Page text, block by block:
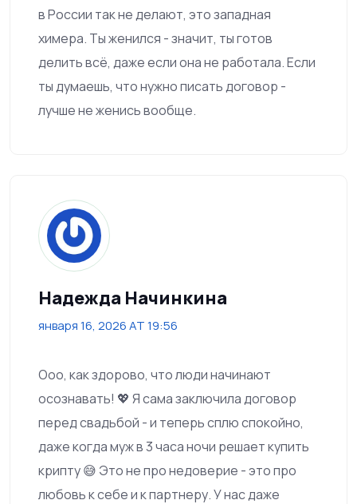
в России так не делают, это западная
химера. Ты женился - значит, ты готов
делить всё, даже если она не работала. Если
ты думаешь, что нужно писать договор -
лучше не женись вообще.
Надежда Начинкина
января 16, 2026 AT 19:56
Ооо, как здорово, что люди начинают
осознавать! 💖 Я сама заключила договор
перед свадьбой - и теперь сплю спокойно,
даже когда муж в 3 часа ночи решает купить
крипту 😅 Это не про недоверие - это про
любовь к себе и к партнеру. У нас даже